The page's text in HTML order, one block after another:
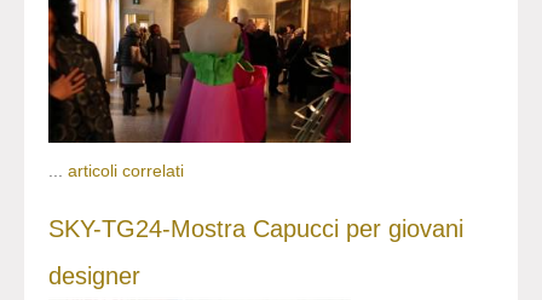
articoli correlati
SKY-TG24-Mostra Capucci per giovani
designer